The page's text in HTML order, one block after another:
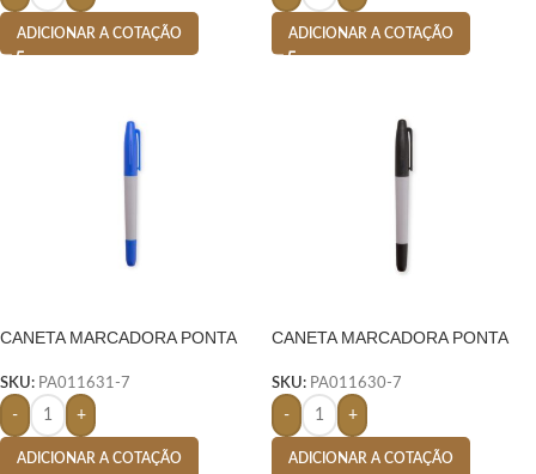
ADICIONAR A COTAÇÃO ADICIONAR A COTAÇÃO
CANETA MARCADORA PONTA
SKU: PA011631-7
- +
ADICIONAR A COTAÇÃO
CANETA MARCADORA PONTA
SKU: PA011630-7
- +
ADICIONAR A COTAÇÃO